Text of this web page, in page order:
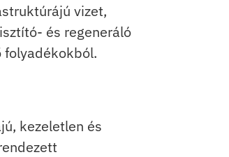
vizet,
és regeneráló
folyadékokból.
kezeletlen és